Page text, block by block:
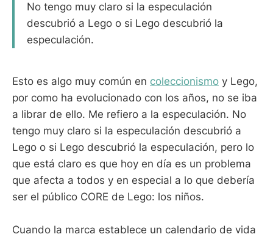
No tengo muy claro si la especulación
descubrió a Lego o si Lego descubrió la
especulación.
Esto es algo muy común en coleccionismo y Lego,
por como ha evolucionado con los años, no se iba
a librar de ello. Me refiero a la especulación. No
tengo muy claro si la especulación descubrió a
Lego o si Lego descubrió la especulación, pero lo
que está claro es que hoy en día es un problema
que afecta a todos y en especial a lo que debería
ser el público CORE de Lego: los niños.
Cuando la marca establece un calendario de vida